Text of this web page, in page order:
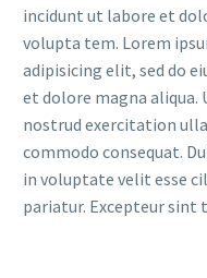
incidunt ut labore et
volupta tem. Lorem
adipisicing elit, sed do
et dolore magna aliqua.
nostrud exercitation
commodo consequat.
in voluptate velit esse
pariatur. Excepteur sint